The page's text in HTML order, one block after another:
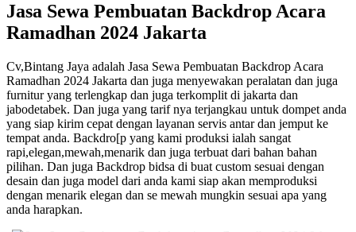
Jasa Sewa Pembuatan Backdrop Acara
Ramadhan 2024 Jakarta
Cv,Bintang Jaya adalah Jasa Sewa Pembuatan Backdrop Acara
Ramadhan 2024 Jakarta dan juga menyewakan peralatan dan juga
furnitur yang terlengkap dan juga terkomplit di jakarta dan
jabodetabek. Dan juga yang tarif nya terjangkau untuk dompet anda
yang siap kirim cepat dengan layanan servis antar dan jemput ke
tempat anda. Backdro[p yang kami produksi ialah sangat
rapi,elegan,mewah,menarik dan juga terbuat dari bahan bahan
pilihan. Dan juga Backdrop bidsa di buat custom sesuai dengan
desain dan juga model dari anda kami siap akan memproduksi
dengan menarik elegan dan se mewah mungkin sesuai apa yang
anda harapkan.